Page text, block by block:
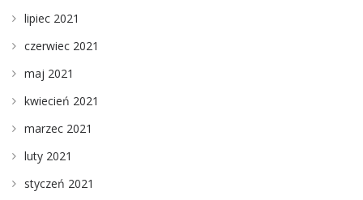
lipiec 2021
czerwiec 2021
maj 2021
kwiecień 2021
marzec 2021
luty 2021
styczeń 2021